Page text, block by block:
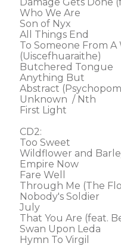
Who We Are
Son of Nyx
All Things End
To Someone From A
(Uiscefhuaraithe)
Butchered Tongue
Anything But
Abstract
Unknown  / Nth
First Light
CD2:
Too Sweet
Wildflower and
Empire Now
Fare Well
Through Me (The
Nobody's Soldier
July
That You Are (feat.
Swan Upon Leda
Hymn To Virgil